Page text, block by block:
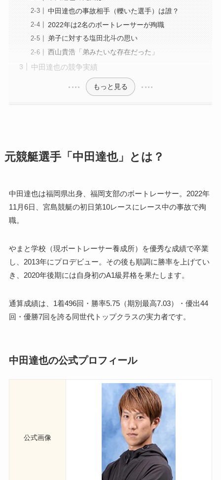
中田達也の事故相手（轢いた選手）は誰？
2022年は2名のボートレーサーが殉職
弟子に対する塩田北斗の思い
西山貴浩「弟みたいな存在だった」
中田達也の競争実績
もっと見る
元競艇選手「中田達也」とは？
中田達也は福岡県出身、福岡支部のボートレーサー。2022年
11月6日、宮島競艇の初日第10レースにレース中の事故で殉
職。
やまと学校（現ボートレーサー養成所）を優秀な成績で卒業
し、2013年にプロデビュー。その後も順調に勝率を上げてい
き、2020年後期には自身初のA1級昇格を果たします。
通算成績は、1着496回・勝率5.75（期別最高7.03）・優出44
回・優勝7回を誇る同世代トップクラスの実力者です。
中田達也の公式プロフィール
公式画像